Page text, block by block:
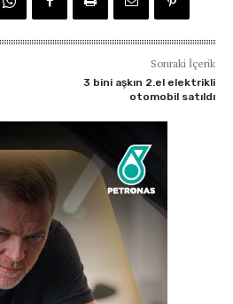
Sonraki İçerik
3 bini aşkın 2.el elektrikli
otomobil satıldı